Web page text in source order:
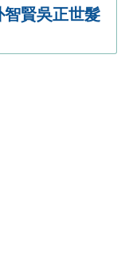
智賢吳正世髮